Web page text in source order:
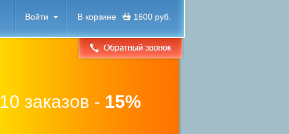
В корзине 1600 руб.
Войти
10 заказов - 15%